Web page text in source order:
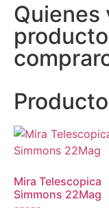
Quienes
Mira Telescopica
Simmons 22Mag